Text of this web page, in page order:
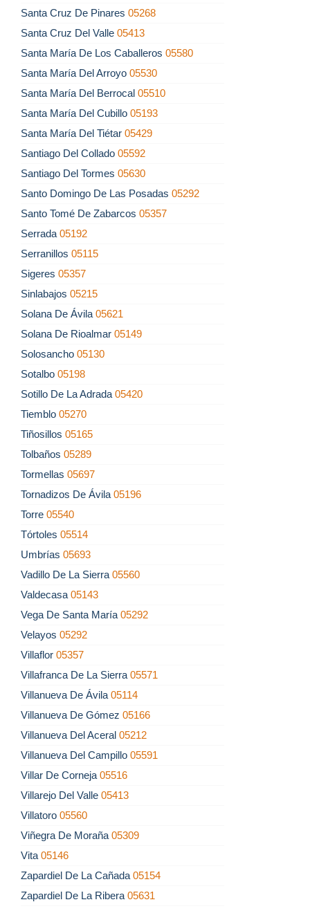
Santa Cruz De Pinares 05268
Santa Cruz Del Valle 05413
Santa María De Los Caballeros 05580
Santa María Del Arroyo 05530
Santa María Del Berrocal 05510
Santa María Del Cubillo 05193
Santa María Del Tiétar 05429
Santiago Del Collado 05592
Santiago Del Tormes 05630
Santo Domingo De Las Posadas 05292
Santo Tomé De Zabarcos 05357
Serrada 05192
Serranillos 05115
Sigeres 05357
Sinlabajos 05215
Solana De Ávila 05621
Solana De Rioalmar 05149
Solosancho 05130
Sotalbo 05198
Sotillo De La Adrada 05420
Tiemblo 05270
Tiñosillos 05165
Tolbaños 05289
Tormellas 05697
Tornadizos De Ávila 05196
Torre 05540
Tórtoles 05514
Umbrías 05693
Vadillo De La Sierra 05560
Valdecasa 05143
Vega De Santa María 05292
Velayos 05292
Villaflor 05357
Villafranca De La Sierra 05571
Villanueva De Ávila 05114
Villanueva De Gómez 05166
Villanueva Del Aceral 05212
Villanueva Del Campillo 05591
Villar De Corneja 05516
Villarejo Del Valle 05413
Villatoro 05560
Viñegra De Moraña 05309
Vita 05146
Zapardiel De La Cañada 05154
Zapardiel De La Ribera 05631